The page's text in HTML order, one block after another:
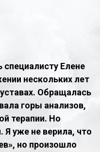
Елене
нескольких лет
Обращалась
горы анализов,
терапии. Но
Я уже не верила, что
но произошло